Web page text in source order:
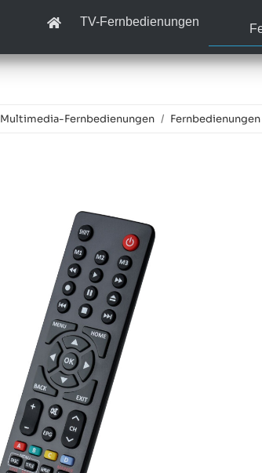
TV-Fernbedienungen
Multimedia-Fernbedienungen